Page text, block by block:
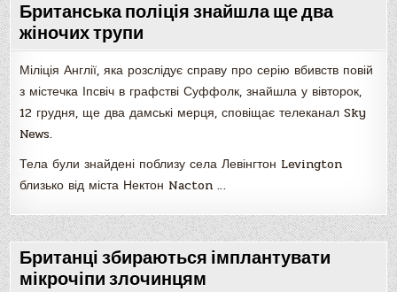
Британська поліція знайшла ще два
жіночих трупи
Міліція Англії, яка розслідує справу про серію вбивств повій
з містечка Іпсвіч в графстві Суффолк, знайшла у вівторок,
12 грудня, ще два дамські мерця, сповіщає телеканал Sky
News.
Тела були знайдені поблизу села Левінгтон Levington
близько від міста Нектон Nacton …
Британці збираються імплантувати
мікрочіпи злочинцям